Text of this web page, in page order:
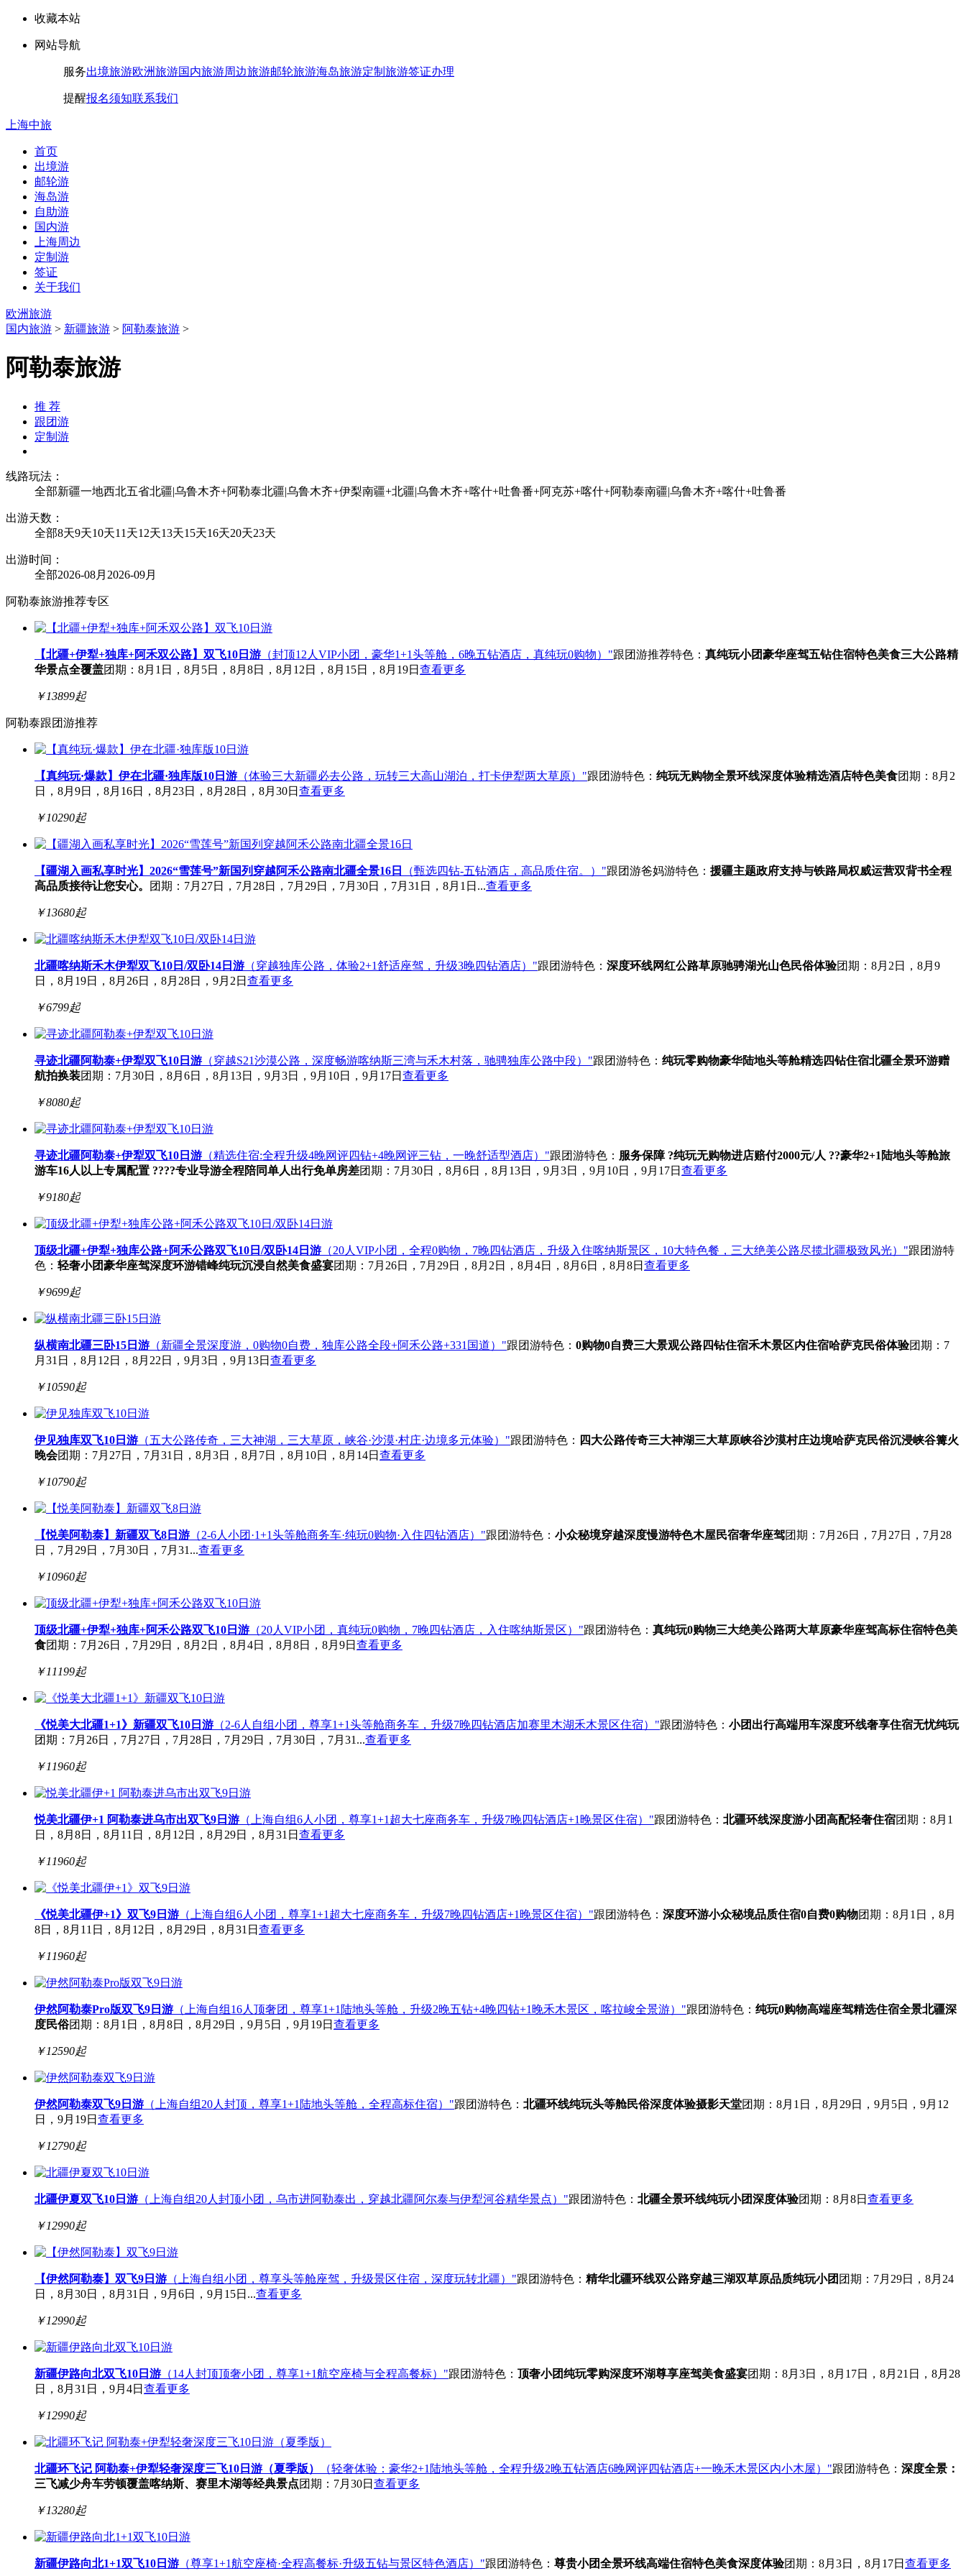
收藏本站
网站导航
服务出境旅游欧洲旅游国内旅游周边旅游邮轮旅游海岛旅游定制旅游签证办理
提醒报名须知联系我们
上海中旅
首页
出境游
邮轮游
海岛游
自助游
国内游
上海周边
定制游
签证
关于我们
欧洲旅游
国内旅游 > 新疆旅游 > 阿勒泰旅游 >
阿勒泰旅游
推 荐
跟团游
定制游
线路玩法：
全部新疆一地西北五省北疆|乌鲁木齐+阿勒泰北疆|乌鲁木齐+伊梨南疆+北疆|乌鲁木齐+喀什+吐鲁番+阿克苏+喀什+阿勒泰南疆|乌鲁木齐+喀什+吐鲁番
出游天数：
全部8天9天10天11天12天13天15天16天20天23天
出游时间：
全部2026-08月 2026-09月
阿勒泰旅游推荐专区
【北疆+伊犁+独库+阿禾双公路】双飞10日游 （封顶12人VIP小团，豪华1+1头等舱，6晚五钻酒店，真纯玩0购物）"跟团游推荐特色： 真纯玩小团豪华座驾五钻住宿特色美食三大公路精
华景点全覆盖团期：8月1日，8月5日，8月8日，8月12日，8月15日，8月19日 查看更多
￥13899起
阿勒泰跟团游推荐
【真纯玩·爆款】伊在北疆·独库版10日游 （体验三大新疆必去公路，玩转三大高山湖泊，打卡伊犁两大草原）"跟团游特色： 纯玩无购物全景环线深度体验精选酒店特色美食团期：8月2
日，8月9日，8月16日，8月23日，8月28日，8月30日 查看更多
￥10290起
【疆湖入画私享时光】2026“雪莲号”新国列穿越阿禾公路南北疆全景16日 （甄选四钻-五钻酒店，高品质住宿。）"跟团游爸妈游特色： 援疆主题政府支持与铁路局权威运营双背书全程
高品质接待让您安心。 团期：7月27日，7月28日，7月29日，7月30日，7月31日，8月1日...查看更多
￥13680起
北疆喀纳斯禾木伊犁双飞10日/双卧14日游 （穿越独库公路，体验2+1舒适座驾，升级3晚四钻酒店）"跟团游特色： 深度环线网红公路草原驰骋湖光山色民俗体验团期：8月2日，8月9
日，8月19日，8月26日，8月28日，9月2日 查看更多
￥6799起
寻迹北疆阿勒泰+伊犁双飞10日游 （穿越S21沙漠公路，深度畅游喀纳斯三湾与禾木村落，驰骋独库公路中段）"跟团游特色： 纯玩零购物豪华陆地头等舱精选四钻住宿北疆全景环游赠
航拍换装团期：7月30日，8月6日，8月13日，9月3日，9月10日，9月17日 查看更多
￥8080起
寻迹北疆阿勒泰+伊犁双飞10日游 （精选住宿:全程升级4晚网评四钻+4晚网评三钻，一晚舒适型酒店）"跟团游特色： 服务保障 ?纯玩无购物进店赔付2000元/人 ??豪华2+1陆地头等舱旅
游车16人以上专属配置 ????专业导游全程陪同单人出行免单房差团期：7月30日，8月6日，8月13日，9月3日，9月10日，9月17日 查看更多
￥9180起
顶级北疆+伊犁+独库公路+阿禾公路双飞10日/双卧14日游 （20人VIP小团，全程0购物，7晚四钻酒店，升级入住喀纳斯景区，10大特色餐，三大绝美公路尽揽北疆极致风光）"跟团游特
色： 轻奢小团豪华座驾深度环游错峰纯玩沉浸自然美食盛宴团期：7月26日，7月29日，8月2日，8月4日，8月6日，8月8日 查看更多
￥9699起
纵横南北疆三卧15日游 （新疆全景深度游，0购物0自费，独库公路全段+阿禾公路+331国道）"跟团游特色： 0购物0自费三大景观公路四钻住宿禾木景区内住宿哈萨克民俗体验团期：7
月31日，8月12日，8月22日，9月3日，9月13日 查看更多
￥10590起
伊见独库双飞10日游 （五大公路传奇，三大神湖，三大草原，峡谷·沙漠·村庄·边境多元体验）"跟团游特色： 四大公路传奇三大神湖三大草原峡谷沙漠村庄边境哈萨克民俗沉浸峡谷篝火
晚会团期：7月27日，7月31日，8月3日，8月7日，8月10日，8月14日 查看更多
￥10790起
【悦美阿勒泰】新疆双飞8日游 （2-6人小团·1+1头等舱商务车·纯玩0购物·入住四钻酒店）"跟团游特色： 小众秘境穿越深度慢游特色木屋民宿奢华座驾团期：7月26日，7月27日，7月28
日，7月29日，7月30日，7月31...查看更多
￥10960起
顶级北疆+伊犁+独库+阿禾公路双飞10日游 （20人VIP小团，真纯玩0购物，7晚四钻酒店，入住喀纳斯景区）"跟团游特色： 真纯玩0购物三大绝美公路两大草原豪华座驾高标住宿特色美
食团期：7月26日，7月29日，8月2日，8月4日，8月8日，8月9日 查看更多
￥11199起
《悦美大北疆1+1》新疆双飞10日游 （2-6人自组小团，尊享1+1头等舱商务车，升级7晚四钻酒店加赛里木湖禾木景区住宿）"跟团游特色： 小团出行高端用车深度环线奢享住宿无忧纯玩
团期：7月26日，7月27日，7月28日，7月29日，7月30日，7月31...查看更多
￥11960起
悦美北疆伊+1 阿勒泰进乌市出双飞9日游 （上海自组6人小团，尊享1+1超大七座商务车，升级7晚四钻酒店+1晚景区住宿）"跟团游特色： 北疆环线深度游小团高配轻奢住宿团期：8月1
日，8月8日，8月11日，8月12日，8月29日，8月31日 查看更多
￥11960起
《悦美北疆伊+1》双飞9日游 （上海自组6人小团，尊享1+1超大七座商务车，升级7晚四钻酒店+1晚景区住宿）"跟团游特色： 深度环游小众秘境品质住宿0自费0购物团期：8月1日，8月
8日，8月11日，8月12日，8月29日，8月31日 查看更多
￥11960起
伊然阿勒泰Pro版双飞9日游 （上海自组16人顶奢团，尊享1+1陆地头等舱，升级2晚五钻+4晚四钻+1晚禾木景区，喀拉峻全景游）"跟团游特色： 纯玩0购物高端座驾精选住宿全景北疆深
度民俗团期：8月1日，8月8日，8月29日，9月5日，9月19日 查看更多
￥12590起
伊然阿勒泰双飞9日游 （上海自组20人封顶，尊享1+1陆地头等舱，全程高标住宿）"跟团游特色： 北疆环线纯玩头等舱民俗深度体验摄影天堂团期：8月1日，8月29日，9月5日，9月12
日，9月19日 查看更多
￥12790起
北疆伊夏双飞10日游 （上海自组20人封顶小团，乌市进阿勒泰出，穿越北疆阿尔泰与伊犁河谷精华景点）"跟团游特色： 北疆全景环线纯玩小团深度体验团期：8月8日 查看更多
￥12990起
【伊然阿勒泰】双飞9日游 （上海自组小团，尊享头等舱座驾，升级景区住宿，深度玩转北疆）"跟团游特色： 精华北疆环线双公路穿越三湖双草原品质纯玩小团 团期：7月29日，8月24
日，8月30日，8月31日，9月6日，9月15日...查看更多
￥12990起
新疆伊路向北双飞10日游 （14人封顶顶奢小团，尊享1+1航空座椅与全程高餐标）"跟团游特色： 顶奢小团纯玩零购深度环湖尊享座驾美食盛宴团期：8月3日，8月17日，8月21日，8月28
日，8月31日，9月4日 查看更多
￥12990起
北疆环飞记 阿勒泰+伊犁轻奢深度三飞10日游（夏季版） （轻奢体验：豪华2+1陆地头等舱，全程升级2晚五钻酒店6晚网评四钻酒店+一晚禾木景区内小木屋）"跟团游特色： 深度全景：
三飞减少舟车劳顿覆盖喀纳斯、赛里木湖等经典景点团期：7月30日 查看更多
￥13280起
新疆伊路向北1+1双飞10日游 （尊享1+1航空座椅·全程高餐标·升级五钻与景区特色酒店）"跟团游特色： 尊贵小团全景环线高端住宿特色美食深度体验团期：8月3日，8月17日 查看更多